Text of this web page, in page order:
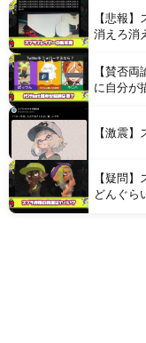
【悲報
消えろ消
【賛否
に自分が
【激震
【疑問
どんぐら